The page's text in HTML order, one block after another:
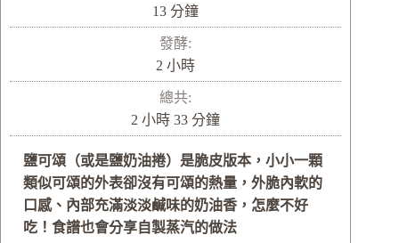
13分
鐘
分鐘
發酵:
2 小
時
小時
總共:
2 小
時
小時 33分
鐘
分鐘
鹽可頌（或是鹽奶油捲）是脆皮版本，小小一顆
類似可頌的外表卻沒有可頌的熱量，外脆內軟的
口感、內部充滿淡淡鹹味的奶油香，怎麼不好
吃！食譜也會分享自製蒸汽的做法